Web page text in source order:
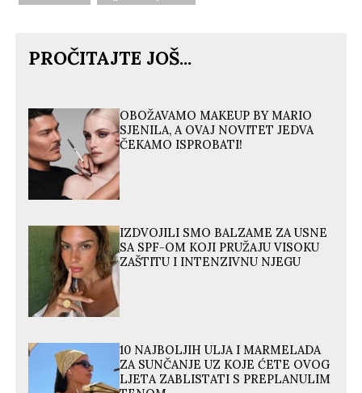
PROČITAJTE JOŠ...
OBOŽAVAMO MAKEUP BY MARIO
SJENILA, A OVAJ NOVITET JEDVA
ČEKAMO ISPROBATI!
IZDVOJILI SMO BALZAME ZA USNE
SA SPF-OM KOJI PRUŽAJU VISOKU
ZAŠTITU I INTENZIVNU NJEGU
10 NAJBOLJIH ULJA I MARMELADA
ZA SUNČANJE UZ KOJE ĆETE OVOG
LJETA ZABLISTATI S PREPLANULIM